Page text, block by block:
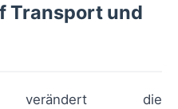
Transport und
verändert die